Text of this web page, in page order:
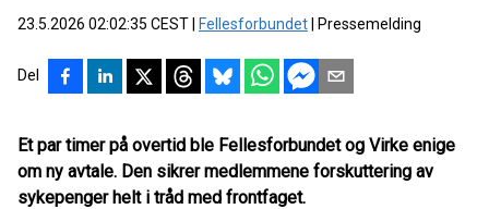
23.5.2026 02:02:35 CEST Fellesforbundet Pressemelding
Del
Et par timer på overtid ble Fellesforbundet og Virke enige
om ny avtale. Den sikrer medlemmene forskuttering av
sykepenger helt i tråd med frontfaget.